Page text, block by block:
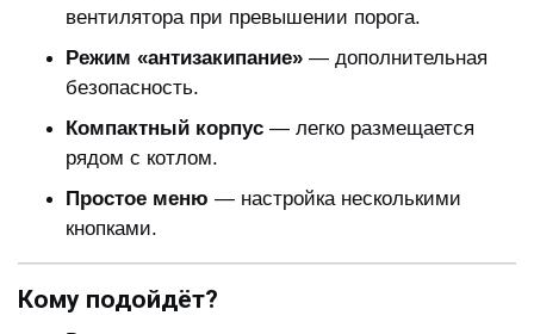
вентилятора при превышении порога.
Режим «антизакипание» — дополнительная
безопасность.
Компактный корпус — легко размещается
рядом с котлом.
Простое меню — настройка несколькими
кнопками.
Кому подойдёт?